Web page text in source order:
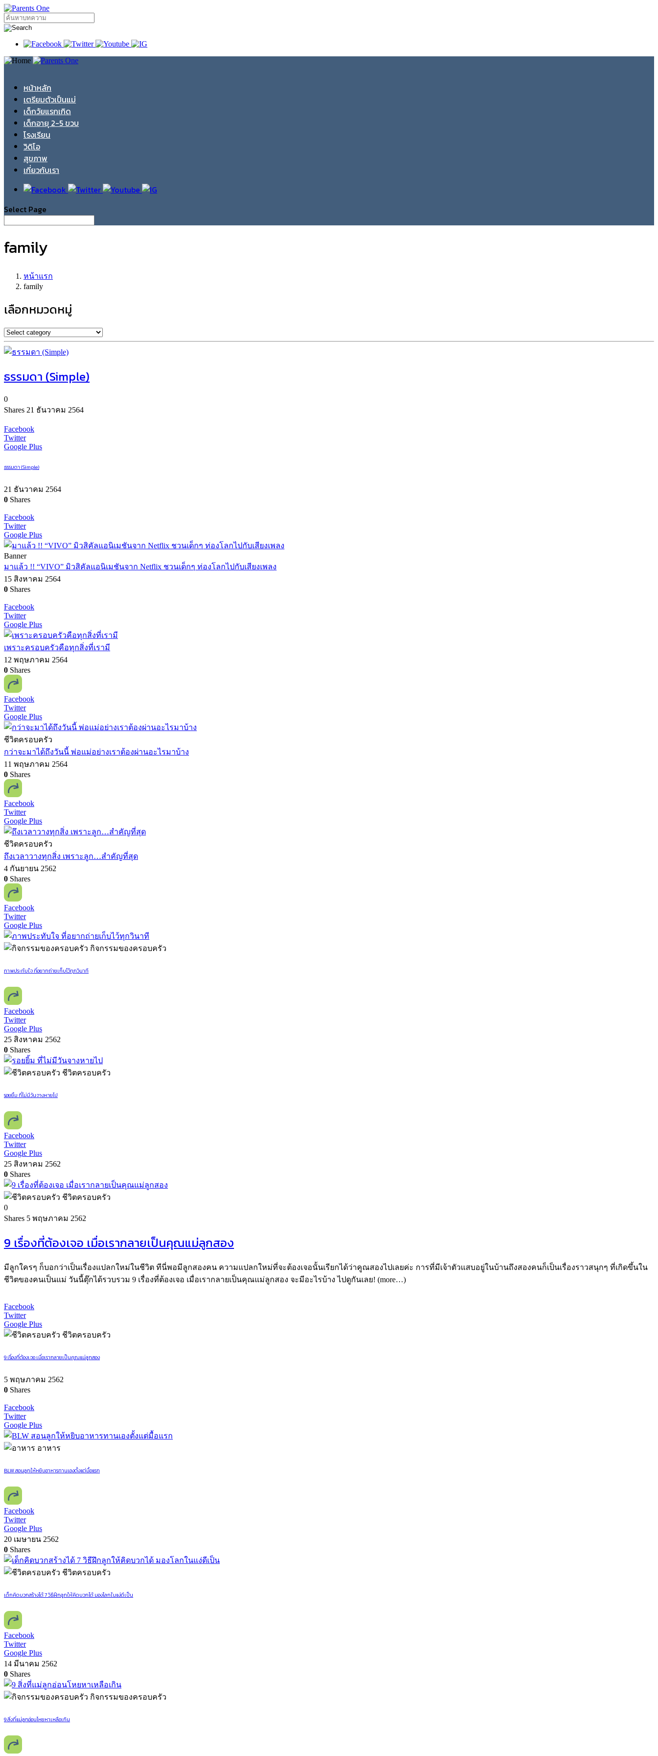
หน้าหลัก
เตรียมตัวเป็นแม่
เด็กวัยแรกเกิด
เด็กอายุ 2-5 ขวบ
โรงเรียน
วิดิโอ
สุขภาพ
เกี่ยวกับเรา
Select Page
family
หน้าแรก
family
เลือกหมวดหมู่
ธรรมดา (Simple)
0
Shares 21 ธันวาคม 2564
Facebook
Twitter
Google Plus
ธรรมดา (Simple)
21 ธันวาคม 2564
0 Shares
Facebook
Twitter
Google Plus
Banner
มาแล้ว !! “VIVO” มิวสิคัลแอนิเมชันจาก Netflix ชวนเด็กๆ ท่องโลกไปกับเสียงเพลง
15 สิงหาคม 2564
0 Shares
Facebook
Twitter
Google Plus
เพราะครอบครัวคือทุกสิ่งที่เรามี
12 พฤษภาคม 2564
0 Shares
Facebook
Twitter
Google Plus
ชีวิตครอบครัว
กว่าจะมาได้ถึงวันนี้ พ่อแม่อย่างเราต้องผ่านอะไรมาบ้าง
11 พฤษภาคม 2564
0 Shares
Facebook
Twitter
Google Plus
ชีวิตครอบครัว
ถึงเวลาวางทุกสิ่ง เพราะลูก…สำคัญที่สุด
4 กันยายน 2562
0 Shares
Facebook
Twitter
Google Plus
กิจกรรมของครอบครัว
ภาพประทับใจ ที่อยากถ่ายเก็บไว้ทุกวินาที
Facebook
Twitter
Google Plus
25 สิงหาคม 2562
0 Shares
ชีวิตครอบครัว
รอยยิ้ม ที่ไม่มีวันจางหายไป
Facebook
Twitter
Google Plus
25 สิงหาคม 2562
0 Shares
ชีวิตครอบครัว
0
Shares 5 พฤษภาคม 2562
9 เรื่องที่ต้องเจอ เมื่อเรากลายเป็นคุณแม่ลูกสอง
มีลูกใครๆ ก็บอกว่าเป็นเรื่องแปลกใหม่ในชีวิต ทีนี่พอมีลูกสองคน ความแปลกใหม่ที่จะต้องเจอนั้นเรียกได้ว่าคูณสองไปเลยค่ะ การที่มีเจ้าตัวแสบอยู่ในบ้านถึงสองคนก็เป็นเรื่องราวสนุกๆ ที่เกิดขึ้นใน
ชีวิตของคนเป็นแม่ วันนี้ตุ๊กได้รวบรวม 9 เรื่องที่ต้องเจอ เมื่อเรากลายเป็นคุณแม่ลูกสอง จะมีอะไรบ้าง ไปดูกันเลย! (more…)
Facebook
Twitter
Google Plus
ชีวิตครอบครัว
9 เรื่องที่ต้องเจอ เมื่อเรากลายเป็นคุณแม่ลูกสอง
5 พฤษภาคม 2562
0 Shares
Facebook
Twitter
Google Plus
อาหาร
BLW สอนลูกให้หยิบอาหารทานเองตั้งแต่มื้อแรก
Facebook
Twitter
Google Plus
20 เมษายน 2562
0 Shares
ชีวิตครอบครัว
เด็กคิดบวกสร้างได้ 7 วิธีฝึกลูกให้คิดบวกได้ มองโลกในแง่ดีเป็น
Facebook
Twitter
Google Plus
14 มีนาคม 2562
0 Shares
กิจกรรมของครอบครัว
9 สิ่งที่แม่ลูกอ่อนโหยหาเหลือเกิน